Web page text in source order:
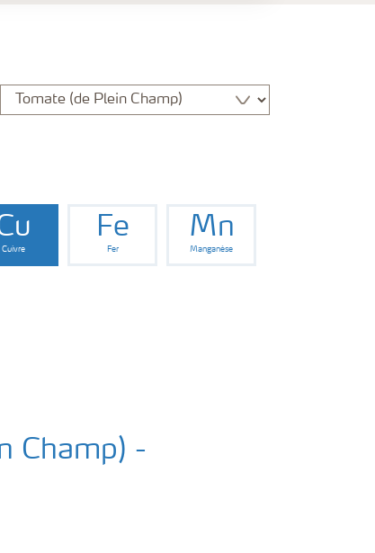
Cuivre
Fe
Fer
Mn
Manganèse
Champ) -